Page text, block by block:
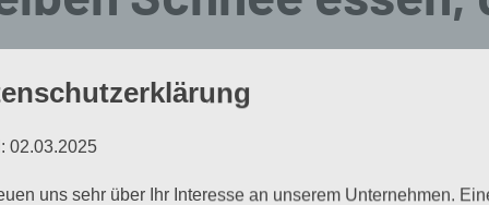
Zitroneneis!
November 24, 2008
02.03.2025
uns sehr über Ihr Interesse an unserem Unternehmen.